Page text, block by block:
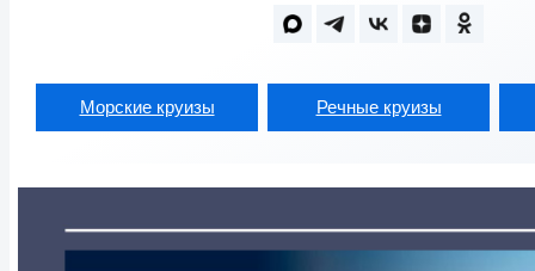
Морские круизы Речные круизы